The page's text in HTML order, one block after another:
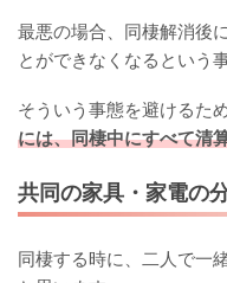
最悪の場合、同棲解消後
とができなくなるという
そういう事態を避けるため
には、同棲中にすべて清
共同の家具・家電の
同棲する時に、二人で一